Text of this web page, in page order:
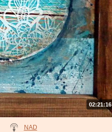
02:21:16
NAD